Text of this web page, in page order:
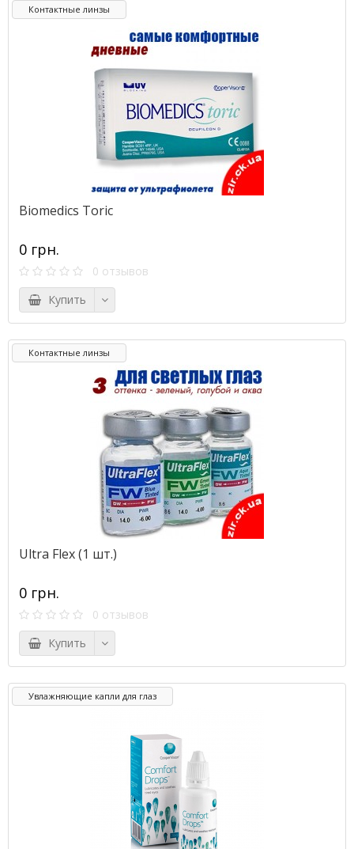
Контактные линзы
Biomedics Toric
0 грн.
0 отзывов
Купить
Контактные линзы
Ultra Flex (1 шт.)
0 грн.
0 отзывов
Купить
Увлажняющие капли для глаз